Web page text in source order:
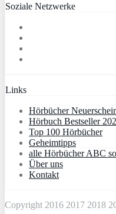
Soziale Netzwerke
Links
Hörbücher
Hörbuch Bestseller
Top 100 Hörbücher
Geheimtipps
alle Hörbücher ABC
Über uns
Kontakt
Copyright 2016 2017 2018